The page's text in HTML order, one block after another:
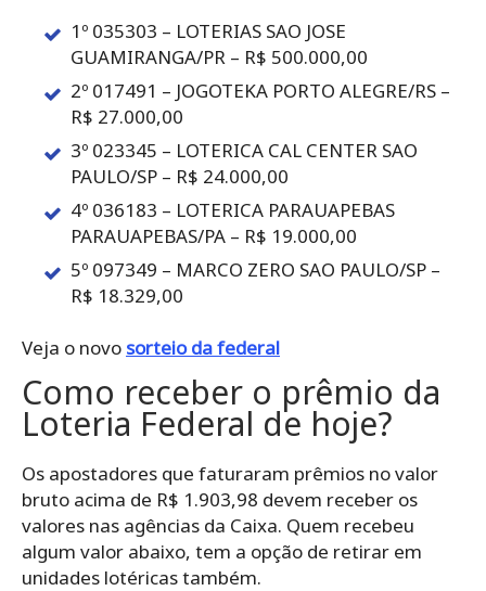
1º 035303 – LOTERIAS SAO JOSE
GUAMIRANGA/PR – R$ 500.000,00
2º 017491 – JOGOTEKA PORTO ALEGRE/RS –
R$ 27.000,00
3º 023345 – LOTERICA CAL CENTER SAO
PAULO/SP – R$ 24.000,00
4º 036183 – LOTERICA PARAUAPEBAS
PARAUAPEBAS/PA – R$ 19.000,00
5º 097349 – MARCO ZERO SAO PAULO/SP –
R$ 18.329,00
Veja o novo sorteio da federal
Como receber o prêmio da
Loteria Federal de hoje?
Os apostadores que faturaram prêmios no valor
bruto acima de R$ 1.903,98 devem receber os
valores nas agências da Caixa. Quem recebeu
algum valor abaixo, tem a opção de retirar em
unidades lotéricas também.